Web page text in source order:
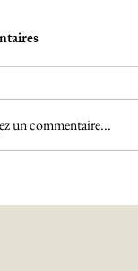
un commentaire...